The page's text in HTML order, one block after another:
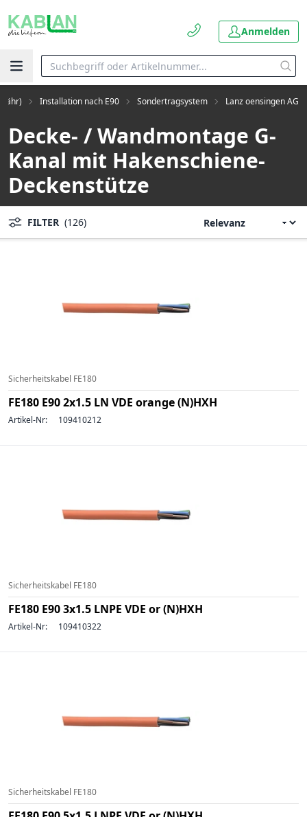
Anmelden
Installation nach E90 Sondertragsystem Lanz oensingen AG
Decke- / Wandmontage G-
Kanal mit Hakenschiene-
Deckenstütze
FILTER (126)
Sicherheitskabel FE180
FE180 E90 2x1.5 LN VDE orange (N)HXH
Artikel-Nr: 109410212
Sicherheitskabel FE180
FE180 E90 3x1.5 LNPE VDE or (N)HXH
Artikel-Nr: 109410322
Sicherheitskabel FE180